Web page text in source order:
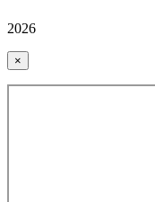
2026
×